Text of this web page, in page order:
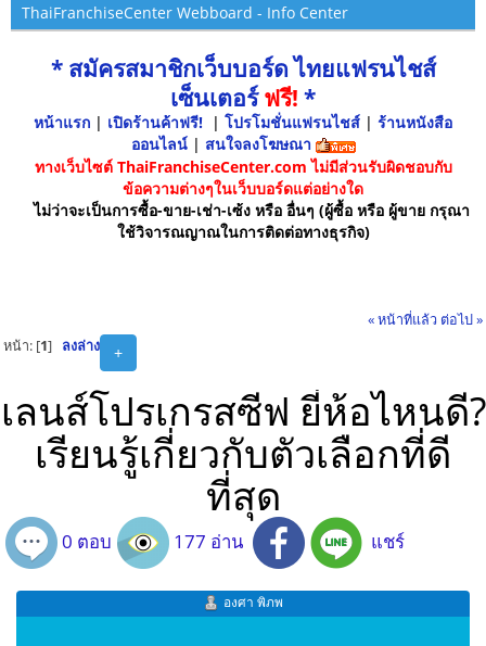
ThaiFranchiseCenter Webboard - Info Center
* สมัครสมาชิกเว็บบอร์ด ไทยแฟรนไชส์
เซ็นเตอร์ฟรี! *
หน้าแรก | เปิดร้านค้าฟรี! | โปรโมชั่นแฟรนไชส์ | ร้านหนังสือ
ออนไลน์ | สนใจลงโฆษณา
ทางเว็บไซต์ ThaiFranchiseCenter.com ไม่มีส่วนรับผิดชอบกับ
ข้อความต่างๆในเว็บบอร์ดแต่อย่างใด
ไม่ว่าจะเป็นการซื้อ-ขาย-เช่า-เซ้ง หรือ อื่นๆ (ผู้ซื้อ หรือ ผู้ขาย กรุณา
ใช้วิจารณญาณในการติดต่อทางธุรกิจ)
« หน้าที่แล้ว ต่อไป »
+
หน้า: [1] ลงล่าง
เลนส์โปรเกรสซีฟ ยี่ห้อไหนดี?
เรียนรู้เกี่ยวกับตัวเลือกที่ดี
ที่สุด
0 ตอบ 177 อ่าน แชร์
องศา พิภพ